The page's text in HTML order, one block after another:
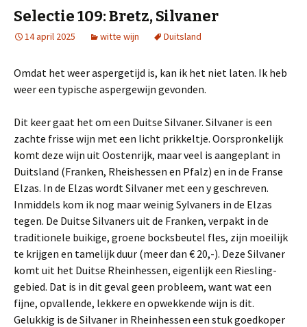
Selectie 109: Bretz, Silvaner
14 april 2025 witte wijn Duitsland
Omdat het weer aspergetijd is, kan ik het niet laten. Ik heb
weer een typische aspergewijn gevonden.
Dit keer gaat het om een Duitse Silvaner. Silvaner is een
zachte frisse wijn met een licht prikkeltje. Oorspronkelijk
komt deze wijn uit Oostenrijk, maar veel is aangeplant in
Duitsland (Franken, Rheishessen en Pfalz) en in de Franse
Elzas. In de Elzas wordt Silvaner met een y geschreven.
Inmiddels kom ik nog maar weinig Sylvaners in de Elzas
tegen. De Duitse Silvaners uit de Franken, verpakt in de
traditionele buikige, groene bocksbeutel fles, zijn moeilijk
te krijgen en tamelijk duur (meer dan € 20,-). Deze Silvaner
komt uit het Duitse Rheinhessen, eigenlijk een Riesling-
gebied. Dat is in dit geval geen probleem, want wat een
fijne, opvallende, lekkere en opwekkende wijn is dit.
Gelukkig is de Silvaner in Rheinhessen een stuk goedkoper